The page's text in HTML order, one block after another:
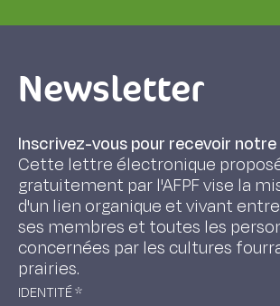
Newsletter
Inscrivez-vous pour recevoir
Cette lettre électronique
gratuitement par l'AFPF vise la
d'un lien organique et vivant
ses membres et toutes les
concernées par les cultures
prairies.
IDENTITÉ*